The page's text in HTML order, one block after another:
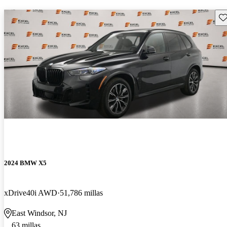
2024 BMW X5
xDrive40i AWD 51,786 millas
East Windsor, NJ